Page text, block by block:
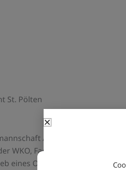
St. Pölten
Amstetten
WKO, Fachgruppe: LG
eines Onlineshops mitDu bist